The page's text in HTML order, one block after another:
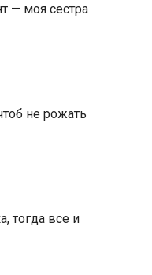
— моя сестра
не рожать
тогда все и